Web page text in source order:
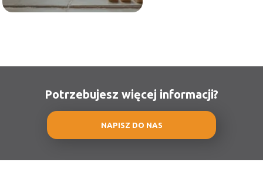
Potrzebujesz więcej informacji?
NAPISZ DO NAS